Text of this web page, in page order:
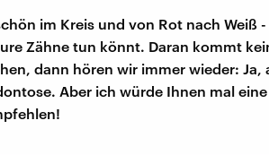
im Kreis und von Rot nach Weiß
Zähne tun könnt. Daran kommt
dann hören wir immer wieder: Ja,
Aber ich würde Ihnen mal eine